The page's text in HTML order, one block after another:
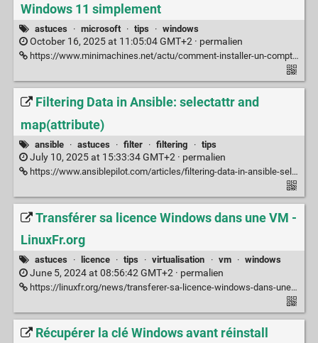
Windows 11 simplement
astuces · microsoft · tips · windows
October 16, 2025 at 11:05:04 GMT+2 · permalien
https://www.minimachines.net/actu/comment-installer-un-compte-local-sur-windows-11-simplement-136532
Filtering Data in Ansible: selectattr and
map(attribute)
ansible · astuces · filter · filtering · tips
July 10, 2025 at 15:33:34 GMT+2 · permalien
https://www.ansiblepilot.com/articles/filtering-data-in-ansible-selectattr-and-map/
Transférer sa licence Windows dans une VM -
LinuxFr.org
astuces · licence · tips · virtualisation · vm · windows
June 5, 2024 at 08:56:42 GMT+2 · permalien
https://linuxfr.org/news/transferer-sa-licence-windows-dans-une-vm
Récupérer la clé Windows avant réinstall